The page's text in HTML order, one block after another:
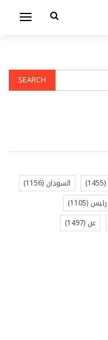
(1455) السودان (1156)
رئيس (1105)
عن (1497)